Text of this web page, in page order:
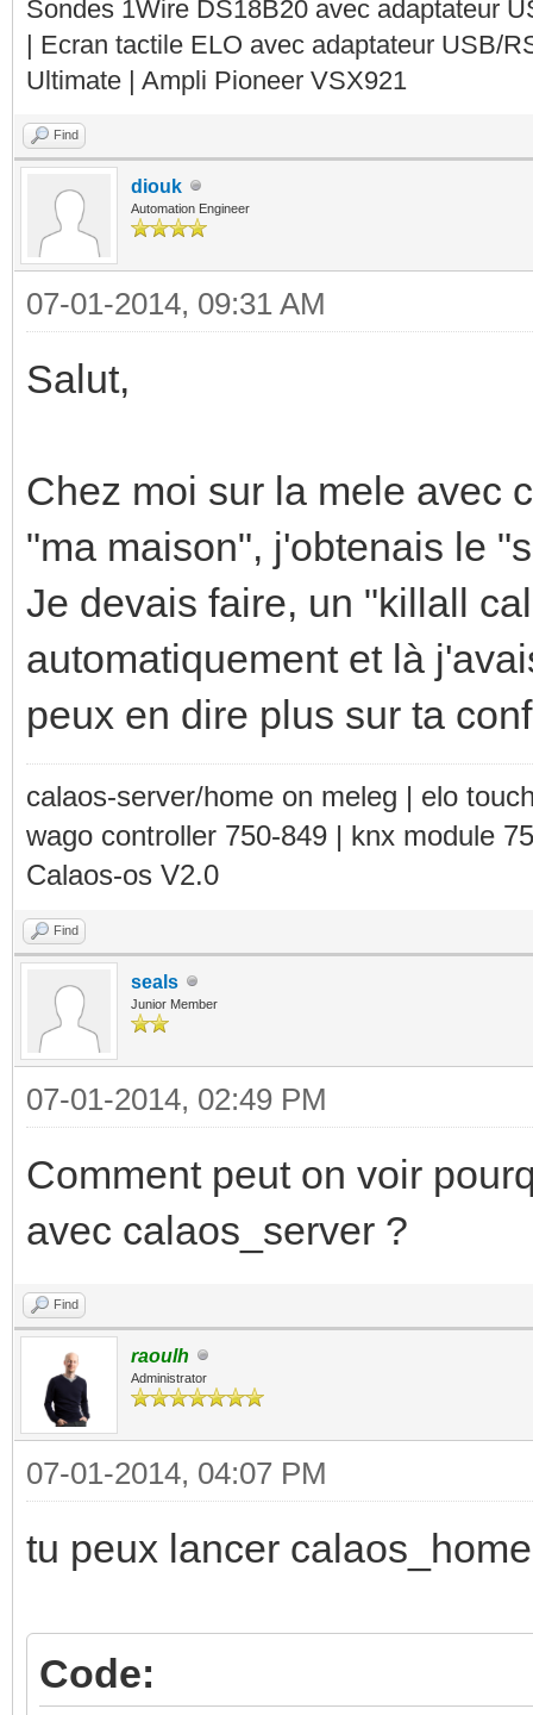
Sondes 1Wire DS18B20 avec adaptateur
| Ecran tactile ELO avec adaptateur USB/
Ultimate | Ampli Pioneer VSX921
Find
diouk
Automation Engineer
07-01-2014, 09:31 AM
Salut,
Chez moi sur la mele avec
"ma maison", j'obtenais le
Je devais faire, un "killall
automatiquement et là
peux en dire plus sur ta
calaos-server/home on meleg | elo
wago controller 750-849 | knx module
Calaos-os V2.0
Find
seals
Junior Member
07-01-2014, 02:49 PM
Comment peut on voir
avec calaos_server ?
Find
raoulh
Administrator
07-01-2014, 04:07 PM
tu peux lancer
Code: